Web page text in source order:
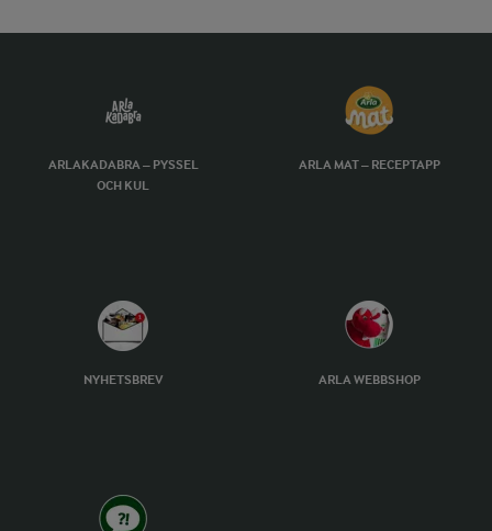
ARLAKADABRA – PYSSEL
OCH KUL
ARLA MAT – RECEPTAPP
NYHETSBREV ARLA WEBBSHOP